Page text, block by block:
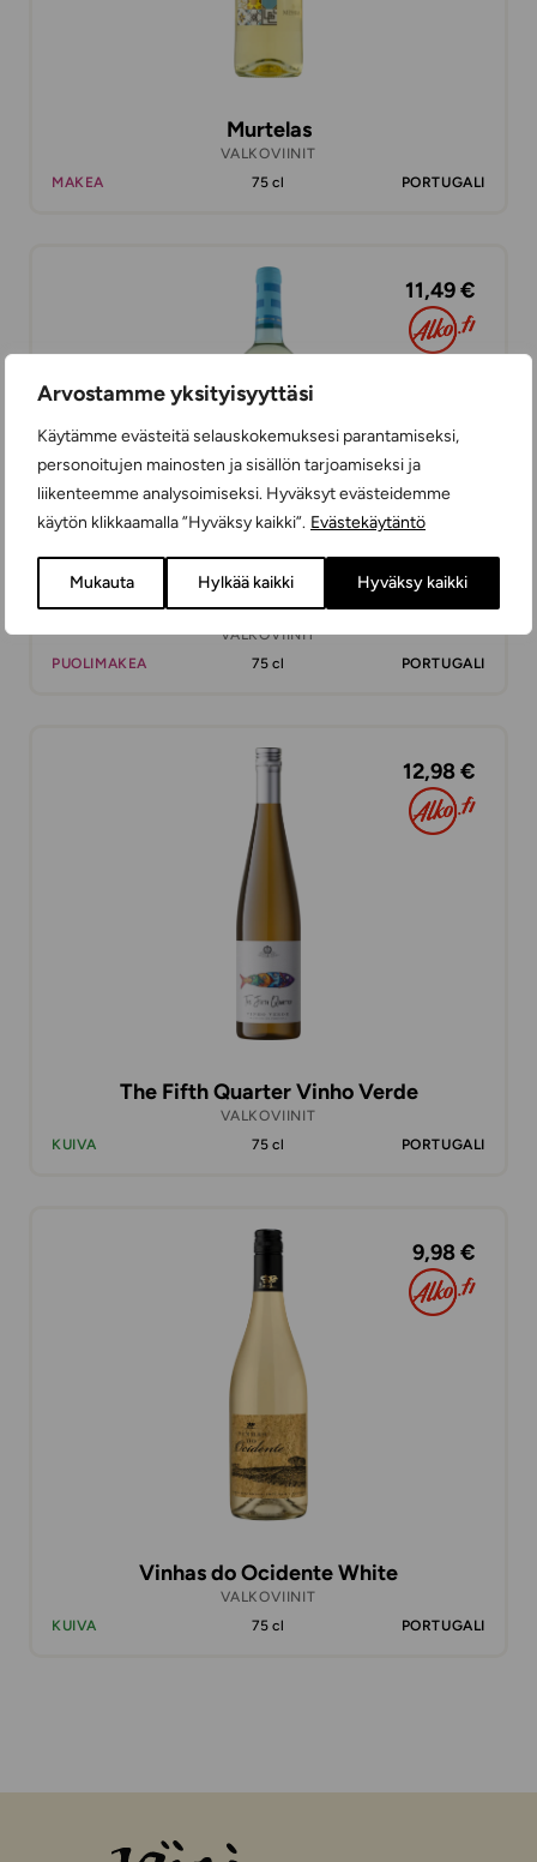
Arvostamme yksityisyyttäsi
Käytämme evästeitä selauskokemuksesi parantamiseksi,
personoitujen mainosten ja sisällön tarjoamiseksi ja
liikenteemme analysoimiseksi. Hyväksyt evästeidemme
käytön klikkaamalla ”Hyväksy kaikki”. Evästekäytäntö
Mukauta Hylkää kaikki Hyväksy kaikki
Murtelas
VALKOVIINIT
MAKEA
75 cl PORTUGALI
11,49 €
Península das Vinhas Vinho Verde
VALKOVIINIT
PUOLIMAKEA
75 cl PORTUGALI
12,98 €
The Fifth Quarter Vinho Verde
VALKOVIINIT
KUIVA
75 cl PORTUGALI
9,98 €
Vinhas do Ocidente White
VALKOVIINIT
KUIVA
75 cl PORTUGALI